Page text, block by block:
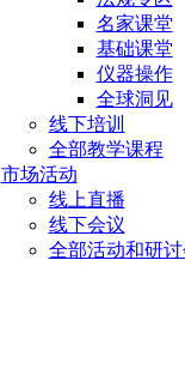
名家课堂
基础课堂
仪器操作
全球洞见
线下培训
全部教学课程
市场活动
线上直播
线下会议
全部活动和研讨